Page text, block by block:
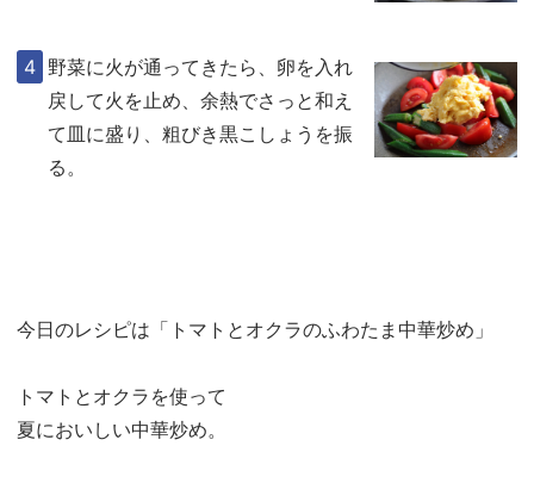
野菜に火が通ってきたら、卵を入れ
戻して火を止め、余熱でさっと和え
て皿に盛り、粗びき黒こしょうを振
る。
今日のレシピは「トマトとオクラのふわたま中華炒め」
トマトとオクラを使って
夏においしい中華炒め。